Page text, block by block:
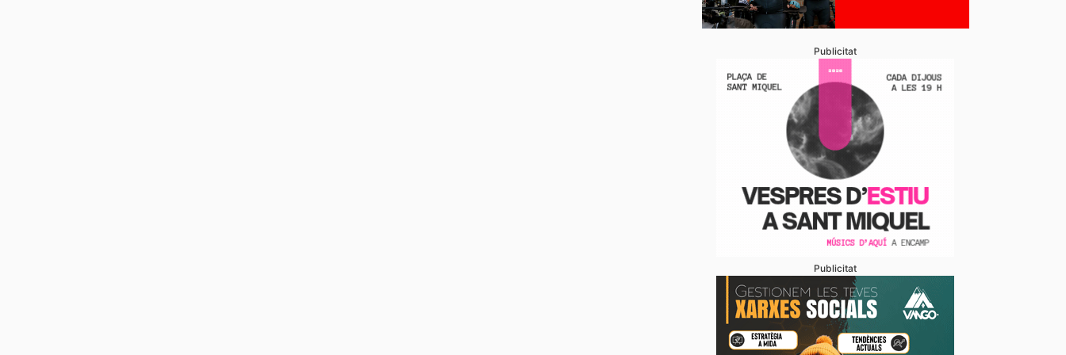
Publicitat
Publicitat